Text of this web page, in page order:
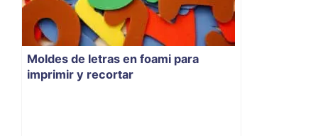
Moldes de letras en foami para
imprimir y recortar